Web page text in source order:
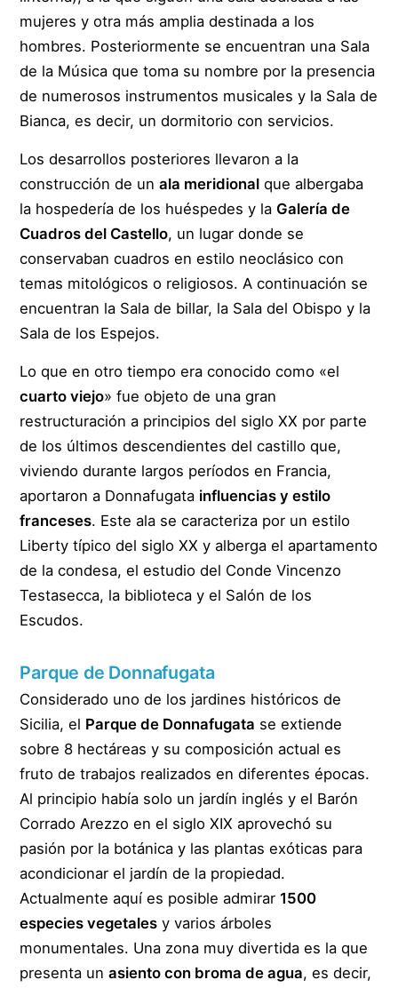
mujeres y otra más amplia destinada a los
hombres. Posteriormente se encuentran una Sala
de la Música que toma su nombre por la presencia
de numerosos instrumentos musicales y la Sala de
Bianca, es decir, un dormitorio con servicios.
Los desarrollos posteriores llevaron a la
construcción de unala meridional que albergaba
la hospedería de los huéspedes y la Galería de
Cuadros del Castello, un lugar donde se
conservaban cuadros en estilo neoclásico con
temas mitológicos o religiosos. A continuación se
encuentran la Sala de billar, la Sala del Obispo y la
Sala de los Espejos.
Lo que en otro tiempo era conocido como «el
cuarto viejo» fue objeto de una gran
restructuración a principios del siglo XX por parte
de los últimos descendientes del castillo que,
viviendo durante largos períodos en Francia,
aportaron a Donnafugata influencias y estilo
franceses. Este ala se caracteriza por un estilo
Liberty típico del siglo XX y alberga el apartamento
de la condesa, el estudio del Conde Vincenzo
Testasecca, la biblioteca y el Salón de los
Escudos.
Parque de Donnafugata
Considerado uno de los jardines históricos de
Sicilia, el Parque de Donnafugata se extiende
sobre 8 hectáreas y su composición actual es
fruto de trabajos realizados en diferentes épocas.
Al principio había solo un jardín inglés y el Barón
Corrado Arezzo en el siglo XIX aprovechó su
pasión por la botánica y las plantas exóticas para
acondicionar el jardín de la propiedad.
Actualmente aquí es posible admirar 1500
especies vegetales y varios árboles
monumentales. Una zona muy divertida es la que
presenta unasiento con broma de agua, es decir,